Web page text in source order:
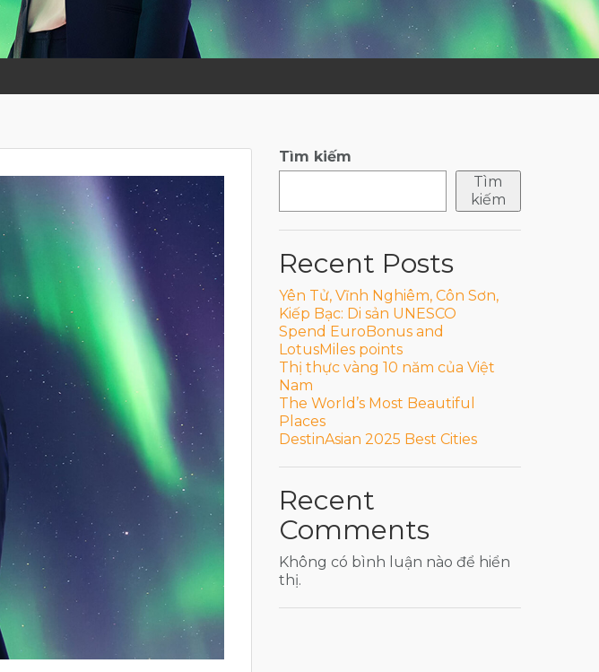
Tìm kiếm
Tìm
kiếm
Recent Posts
Yên Tử, Vĩnh Nghiêm, Côn Sơn,
Kiếp Bạc: Di sản UNESCO
Spend EuroBonus and
LotusMiles points
Thị thực vàng 10 năm của Việt
Nam
The World’s Most Beautiful
Places
DestinAsian 2025 Best Cities
Recent
Comments
Không có bình luận nào để hiển
thị.